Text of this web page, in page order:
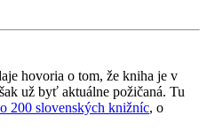
hovoria o tom, že kniha je v
už byť aktuálne požičaná. Tu
200 slovenských knižníc, o